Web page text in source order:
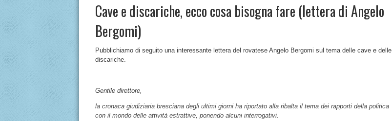
Cave e discariche, ecco cosa bisogna fare (lettera di Angelo
Bergomi)
Pubblichiamo di seguito una interessante lettera del rovatese Angelo Bergomi sul tema delle cave e delle
discariche.
Gentile direttore,
la cronaca giudiziaria bresciana degli ultimi giorni ha riportato alla ribalta il tema dei rapporti della politica
con il mondo delle attività estrattive, ponendo alcuni interrogativi.